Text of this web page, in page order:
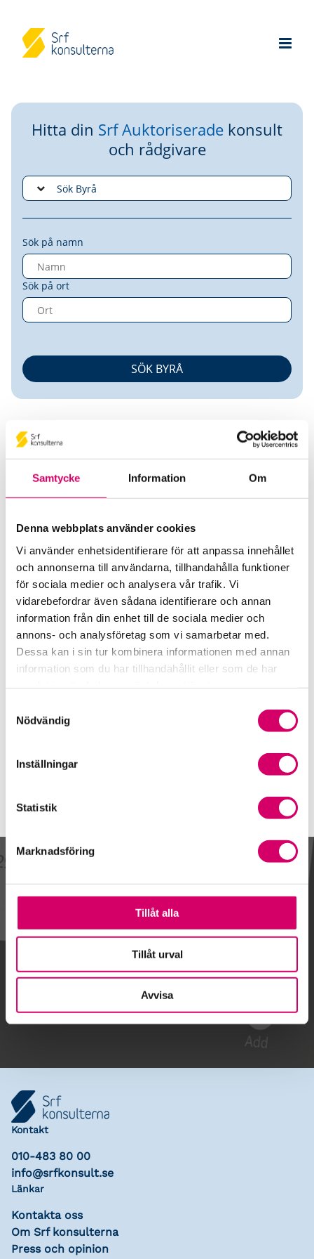
Samtycke Information Om
Denna webbplats använder cookies
Vi använder enhetsidentifierare för att anpassa innehållet
och annonserna till användarna, tillhandahålla funktioner
för sociala medier och analysera vår trafik. Vi
vidarebefordrar även sådana identifierare och annan
information från din enhet till de sociala medier och
annons- och analysföretag som vi samarbetar med.
Dessa kan i sin tur kombinera informationen med annan
information som du har tillhandahållit eller som de har
Nödvändig
Inställningar
Statistik
Marknadsföring
Tillåt alla
Tillåt urval
Avvisa
Hitta din Srf Auktoriserade konsult
och rådgivare
Sök på namn
Sök på ort
Azets Insight AB
Solna
Telefon
010-141 30 00
Mobiltelefon
070-979 66 03
Skicka e-post
Lägg till i kalender
Kontakt
010-483 80 00
info@srfkonsult.se
Länkar
Kontakta oss
Om Srf konsulterna
Press och opinion